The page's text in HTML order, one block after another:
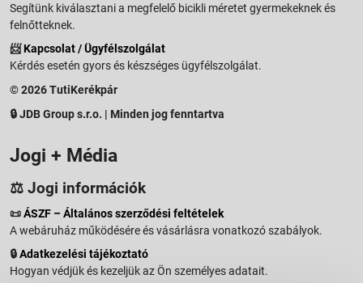
Segítünk kiválasztani a megfelelő bicikli méretet gyermekeknek és
felnőtteknek.
📨Kapcsolat / Ügyfélszolgálat
Kérdés esetén gyors és készséges ügyfélszolgálat.
© 2026 TutiKerékpár
🔒 JDB Group s.r.o. | Minden jog fenntartva
Jogi + Média
⚖️ Jogi információk
📜ÁSZF – Általános szerződési feltételek
A webáruház működésére és vásárlásra vonatkozó szabályok.
🔒Adatkezelési tájékoztató
Hogyan védjük és kezeljük az Ön személyes adatait.